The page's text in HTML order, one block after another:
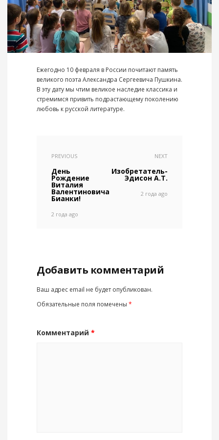
Ежегодно 10 февраля в России почитают память
великого поэта Александра Сергеевича Пушкина.
В эту дату мы чтим великое наследие классика и
стремимся привить подрастающему поколению
любовь к русской литературе.
PREVIOUS
День
Рождение
Виталия
Валентиновича
Бианки!
2 года ago
NEXT
Изобретатель-
Эдисон А.Т.
2 года ago
Добавить комментарий
Ваш адрес email не будет опубликован.
Обязательные поля помечены *
Комментарий *